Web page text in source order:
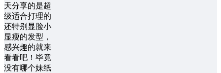
天分享的是超
级适合打理的
还特别显脸小
显瘦的发型，
感兴趣的就来
看看吧！毕竟
没有哪个妹纸